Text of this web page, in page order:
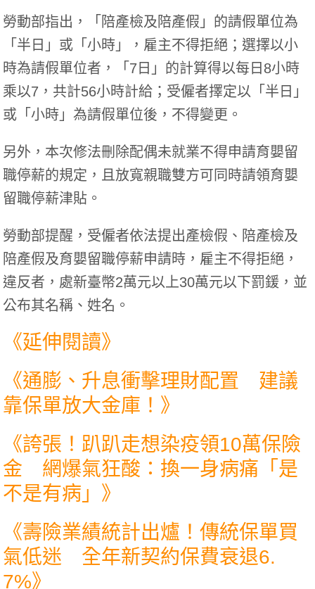
勞動部指出，「陪產檢及陪產假」的請假單位為
「半日」或「小時」，雇主不得拒絕；選擇以小
時為請假單位者，「7日」的計算得以每日8小時
乘以7，共計56小時計給；受僱者擇定以「半日」
或「小時」為請假單位後，不得變更。
另外，本次修法刪除配偶未就業不得申請育嬰留
職停薪的規定，且放寬親職雙方可同時請領育嬰
留職停薪津貼。
勞動部提醒，受僱者依法提出產檢假、陪產檢及
陪產假及育嬰留職停薪申請時，雇主不得拒絕，
違反者，處新臺幣2萬元以上30萬元以下罰鍰，並
公布其名稱、姓名。
《延伸閱讀》
《通膨、升息衝擊理財配置 建議
靠保單放大金庫！ 》
《誇張！趴趴走想染疫領10萬保險
金 網爆氣狂酸：換一身病痛「是
不是有病」 》
《壽險業績統計出爐！傳統保單買
氣低迷 全年新契約保費衰退6.
7%》